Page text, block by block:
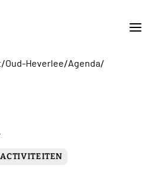
/Oud-Heverlee/Agenda/